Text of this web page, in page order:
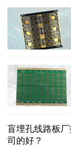
盲埋孔线路板
司的好？